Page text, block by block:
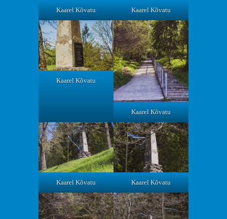
Kaarel Kõvatu Kaarel Kõvatu
Kaarel Kõvatu
Kaarel Kõvatu
Kaarel Kõvatu Kaarel Kõvatu